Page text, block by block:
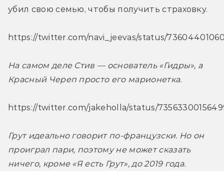
убил свою семью, чтобы получить страховку.
https://twitter.com/navi_jeevas/status/
На самом деле Стив — основатель «Гидры», а
Красный Череп просто его марионетка.
https://twitter.com/jakeholla/status/
Грут идеально говорит по-французски. Но он
проиграл пари, поэтому не может сказать
ничего, кроме «Я есть Грут», до 2019 года.